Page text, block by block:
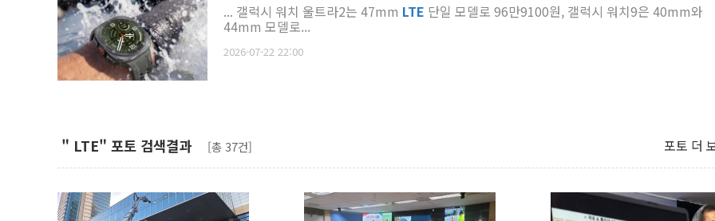
... 갤럭시 워치 울트라2는 47mm LTE 단일 모델로 96만9100원, 갤럭시 워치9은 40mm와
44mm 모델로...
2026-07-22 22:00
" LTE" 포토 검색결과 [총 37건] 포토 더